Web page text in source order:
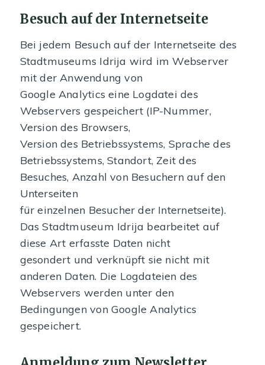
Besuch auf der Internetseite
Bei jedem Besuch auf der Internetseite des
Stadtmuseums Idrija wird im Webserver
mit der Anwendung von
Google Analytics eine Logdatei des
Webservers gespeichert (IP-Nummer,
Version des Browsers,
Version des Betriebssystems, Sprache des
Betriebssystems, Standort, Zeit des
Besuches, Anzahl von Besuchern auf den
Unterseiten
für einzelnen Besucher der Internetseite).
Das Stadtmuseum Idrija bearbeitet auf
diese Art erfasste Daten nicht
gesondert und verknüpft sie nicht mit
anderen Daten. Die Logdateien des
Webservers werden unter den
Bedingungen von Google Analytics
gespeichert.